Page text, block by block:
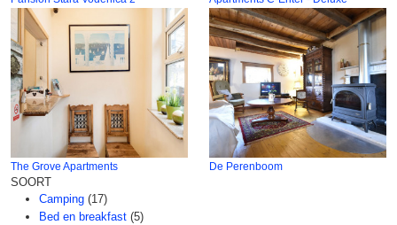
The Grove Apartments De Perenboom
SOORT
Camping (17)
Bed en breakfast (5)